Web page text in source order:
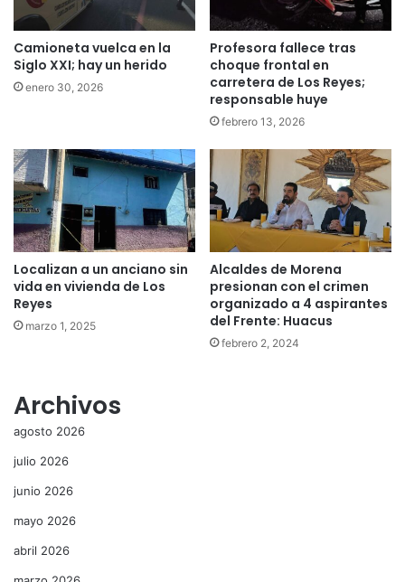
Camioneta vuelca en la
Siglo XXI; hay un herido
enero 30, 2026
Profesora fallece tras
choque frontal en
carretera de Los Reyes;
responsable huye
febrero 13, 2026
Localizan a un anciano sin
vida en vivienda de Los
Reyes
marzo 1, 2025
Alcaldes de Morena
presionan con el crimen
organizado a 4 aspirantes
del Frente: Huacus
febrero 2, 2024
Archivos
agosto 2026
julio 2026
junio 2026
mayo 2026
abril 2026